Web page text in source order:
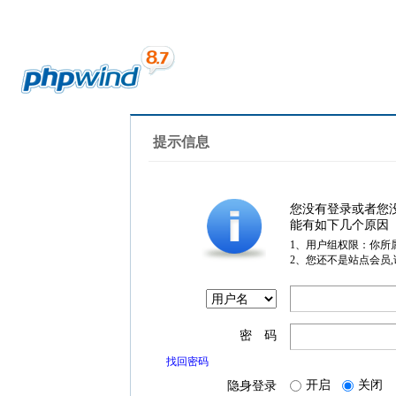
提示信息
您没有登录或者您
能有如下几个原因
1、用户组权限：你所
2、您还不是站点会员
密 码
找回密码
隐身登录 开启 关闭